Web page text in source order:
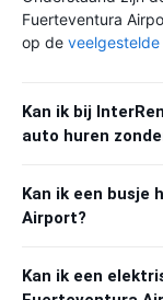
Fuerteventura
op de
Kan ik bij
auto huren
Kan ik een busje
Airport?
Kan ik een